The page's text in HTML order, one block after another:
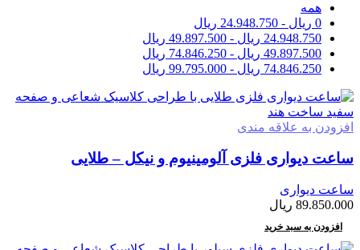
همه
0 ریال -
24.948.750 ریال
24.948.750 ریال -
49.897.500 ریال
49.897.500 ریال -
74.846.250 ریال
74.846.250 ریال -
99.795.000 ریال
افزودن به علاقه مندی
ساعت دیواری فلزی آلومینیوم و نیکل – طلایی
ساعت دیواری
89.850.000 ریال
افزودن به سبد خرید